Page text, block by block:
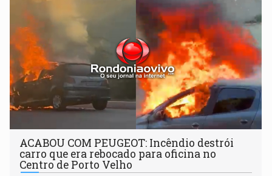
ACABOU COM PEUGEOT: Incêndio destrói
carro que era rebocado para oficina no
Centro de Porto Velho